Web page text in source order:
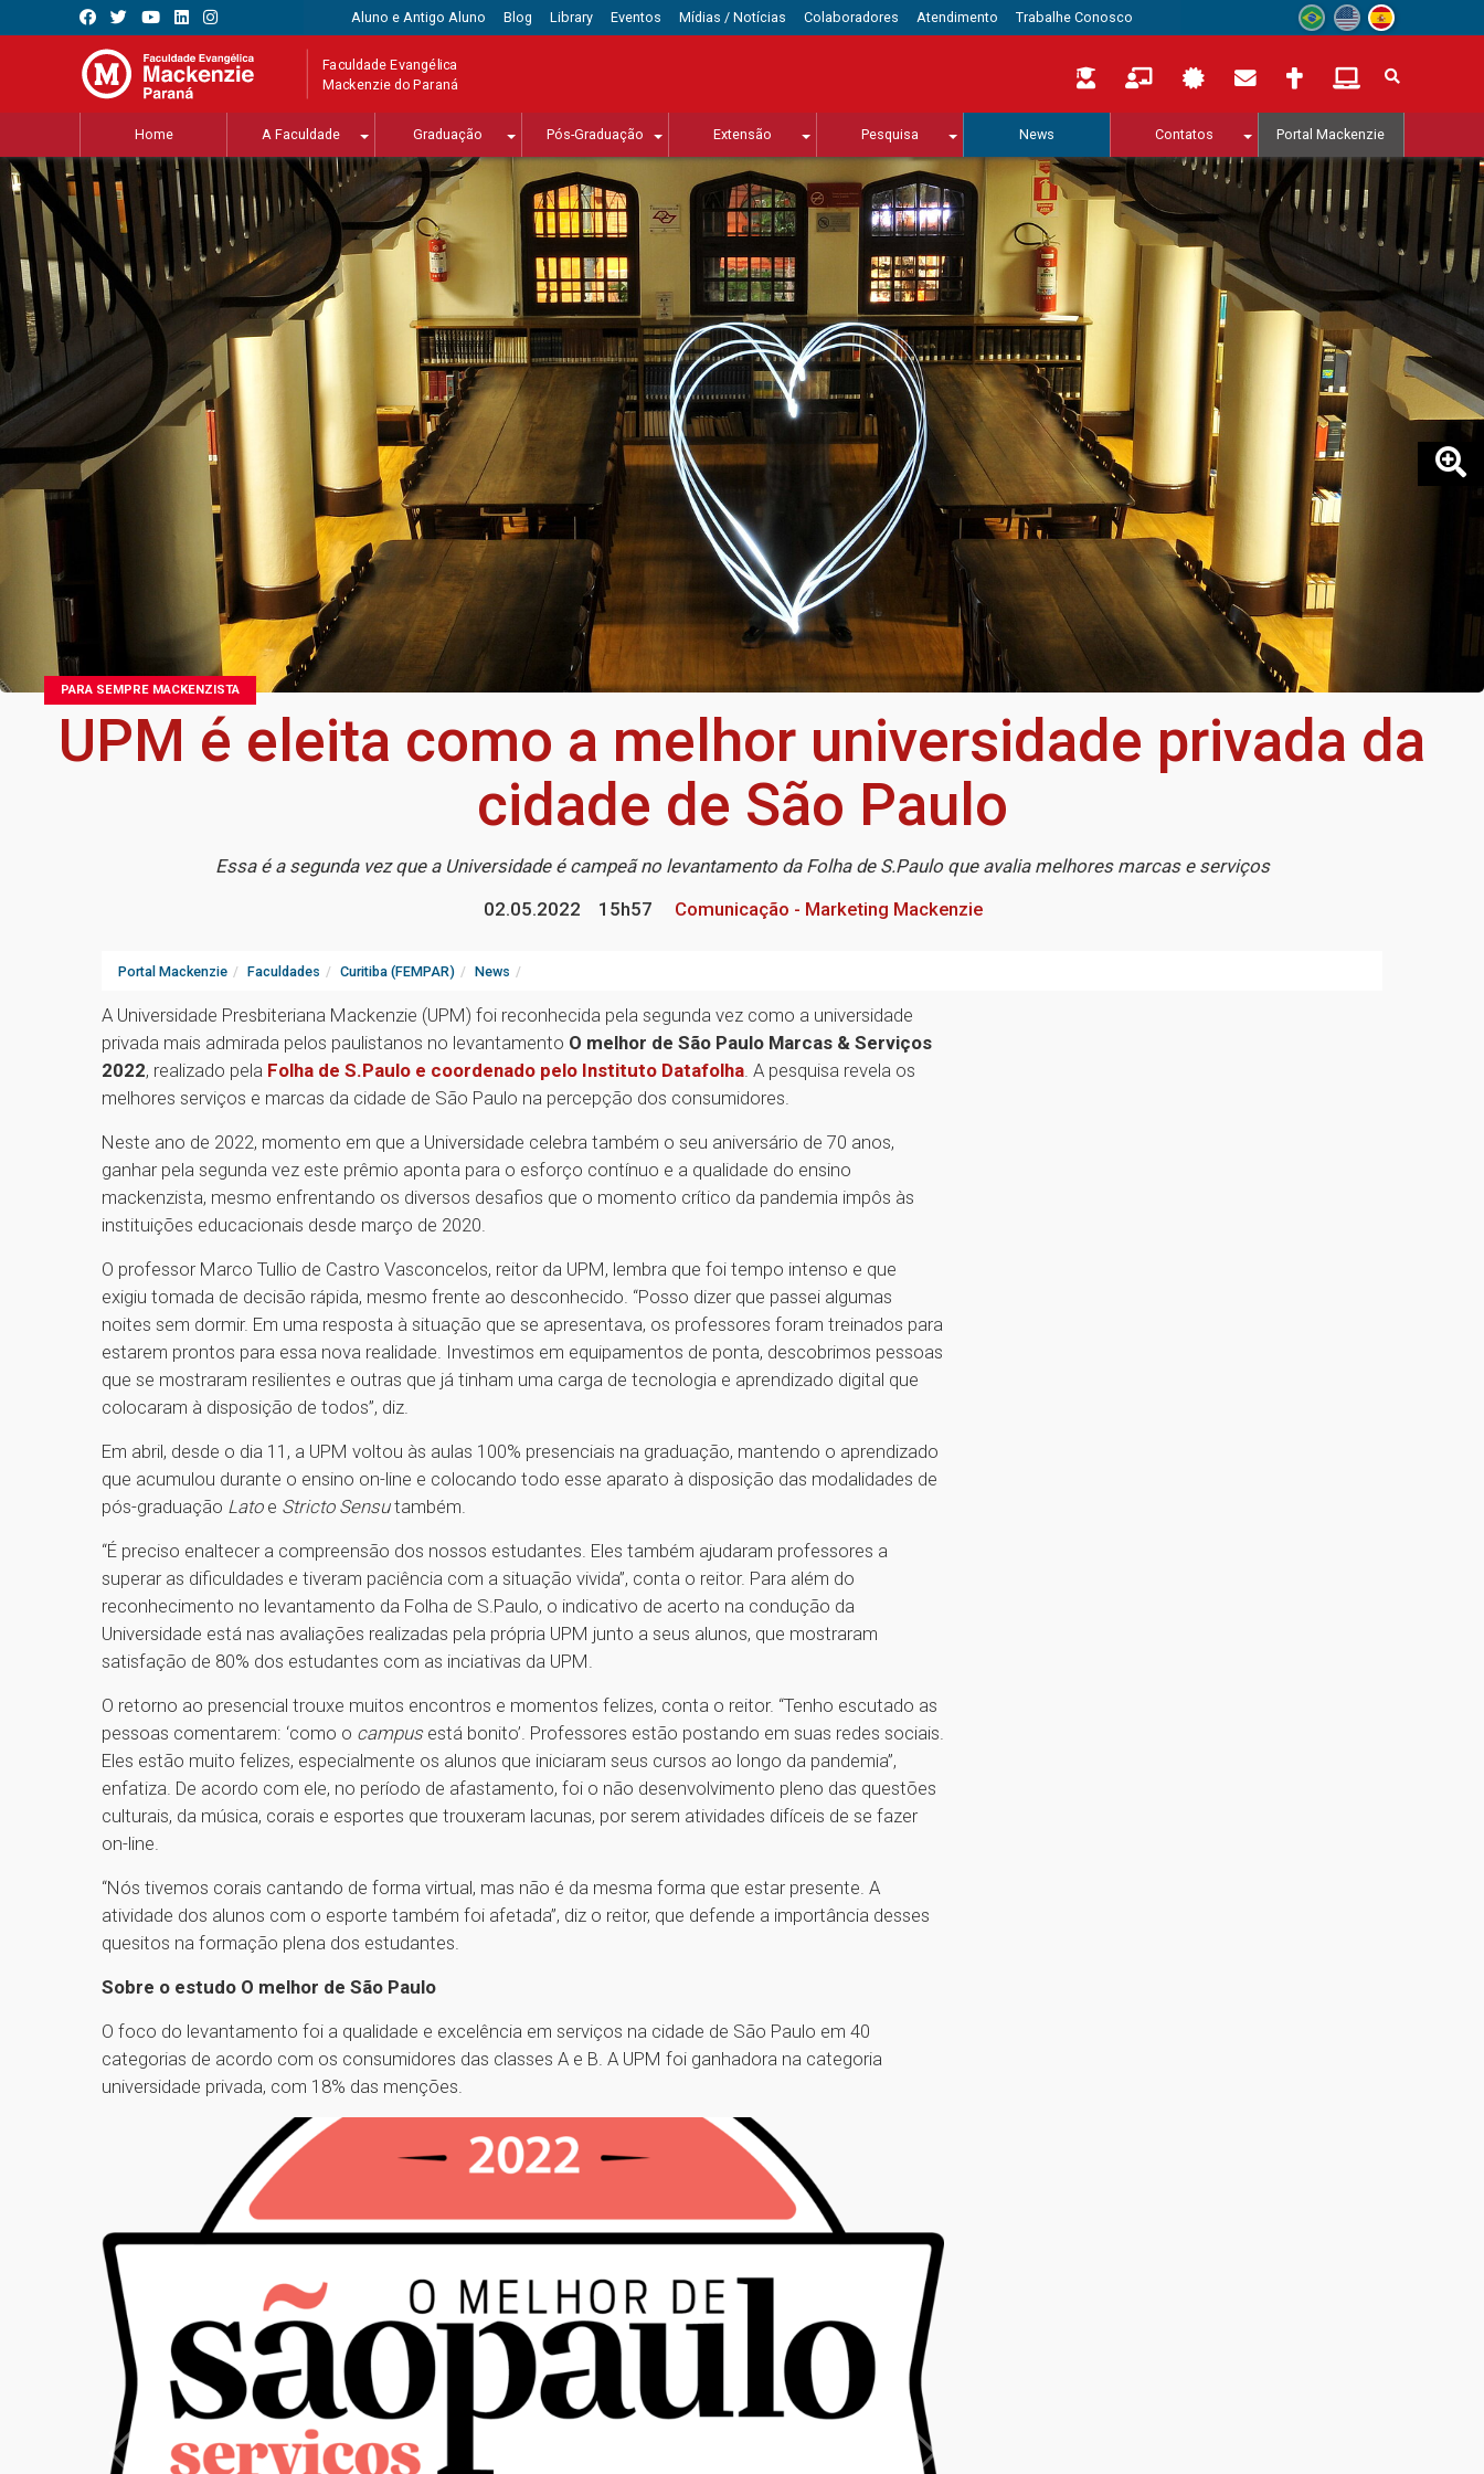
Aluno e Antigo Aluno Blog Library Eventos Mídias / Notícias Colaboradores Atendimento Trabalhe Conosco
Faculdade Evangélica
Mackenzie do Paraná
Home A Faculdade Graduação Pós-Graduação Extensão Pesquisa News Contatos Portal Mackenzie
PARA SEMPRE MACKENZISTA
UPM é eleita como a melhor universidade privada da
cidade de São Paulo
Essa é a segunda vez que a Universidade é campeã no levantamento da Folha de S.Paulo que avalia melhores marcas e serviços
02.05.2022
15h57 Comunicação - Marketing Mackenzie
Portal Mackenzie Faculdades Curitiba (FEMPAR) News
A Universidade Presbiteriana Mackenzie (UPM) foi reconhecida pela segunda vez como a universidade
privada mais admirada pelos paulistanos no levantamento O melhor de São Paulo Marcas & Serviços
2022, realizado pela Folha de S.Paulo e coordenado pelo Instituto Datafolha. A pesquisa revela os
melhores serviços e marcas da cidade de São Paulo na percepção dos consumidores.
Neste ano de 2022, momento em que a Universidade celebra também o seu aniversário de 70 anos,
ganhar pela segunda vez este prêmio aponta para o esforço contínuo e a qualidade do ensino
mackenzista, mesmo enfrentando os diversos desafios que o momento crítico da pandemia impôs às
instituições educacionais desde março de 2020.
O professor Marco Tullio de Castro Vasconcelos, reitor da UPM, lembra que foi tempo intenso e que
exigiu tomada de decisão rápida, mesmo frente ao desconhecido. “Posso dizer que passei algumas
noites sem dormir. Em uma resposta à situação que se apresentava, os professores foram treinados para
estarem prontos para essa nova realidade. Investimos em equipamentos de ponta, descobrimos pessoas
que se mostraram resilientes e outras que já tinham uma carga de tecnologia e aprendizado digital que
colocaram à disposição de todos”, diz.
Em abril, desde o dia 11, a UPM voltou às aulas 100% presenciais na graduação, mantendo o aprendizado
que acumulou durante o ensino on-line e colocando todo esse aparato à disposição das modalidades de
pós-graduação Latoe Stricto Sensutambém.
“É preciso enaltecer a compreensão dos nossos estudantes. Eles também ajudaram professores a
superar as dificuldades e tiveram paciência com a situação vivida”, conta o reitor. Para além do
reconhecimento no levantamento da Folha de S.Paulo, o indicativo de acerto na condução da
Universidade está nas avaliações realizadas pela própria UPM junto a seus alunos, que mostraram
satisfação de 80% dos estudantes com as inciativas da UPM.
O retorno ao presencial trouxe muitos encontros e momentos felizes, conta o reitor. “Tenho escutado as
pessoas comentarem: ‘como o campus está bonito’. Professores estão postando em suas redes sociais.
Eles estão muito felizes, especialmente os alunos que iniciaram seus cursos ao longo da pandemia”,
enfatiza. De acordo com ele, no período de afastamento, foi o não desenvolvimento pleno das questões
culturais, da música, corais e esportes que trouxeram lacunas, por serem atividades difíceis de se fazer
on-line.
“Nós tivemos corais cantando de forma virtual, mas não é da mesma forma que estar presente. A
atividade dos alunos com o esporte também foi afetada”, diz o reitor, que defende a importância desses
quesitos na formação plena dos estudantes.
Sobre o estudo O melhor de São Paulo
O foco do levantamento foi a qualidade e excelência em serviços na cidade de São Paulo em 40
categorias de acordo com os consumidores das classes A e B. A UPM foi ganhadora na categoria
universidade privada, com 18% das menções.